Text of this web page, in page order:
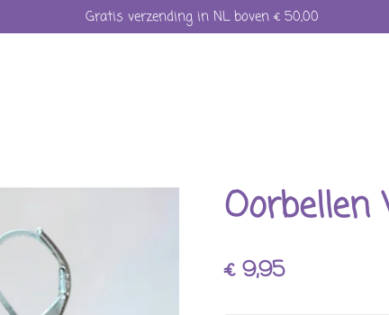
Gratis verzending in NL boven € 50,00
Oorbellen
€ 9,95